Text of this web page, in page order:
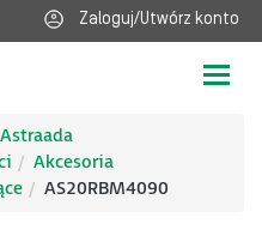
Zaloguj/Utwórz konto
Astraada
Akcesoria
AS20RBM4090